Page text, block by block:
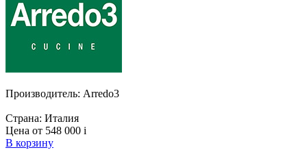
Производитель: Arredo3
Страна: Италия
Цена от 548 000 i
В корзину